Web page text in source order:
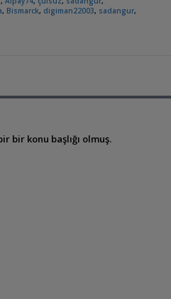
, Bismarck, digiman22003, sadangur,
konu başlığı olmuş.